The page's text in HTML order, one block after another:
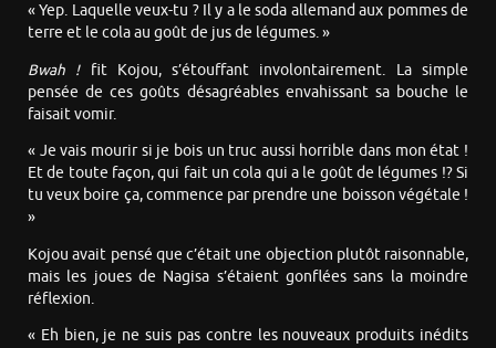
« Yep. Laquelle veux-tu ? Il y a le soda allemand aux pommes de
terre et le cola au goût de jus de légumes. »
Bwah ! fit Kojou, s’étouffant involontairement. La simple
pensée de ces goûts désagréables envahissant sa bouche le
faisait vomir.
« Je vais mourir si je bois un truc aussi horrible dans mon état !
Et de toute façon, qui fait un cola qui a le goût de légumes !? Si
tu veux boire ça, commence par prendre une boisson végétale !
»
Kojou avait pensé que c’était une objection plutôt raisonnable,
mais les joues de Nagisa s’étaient gonflées sans la moindre
réflexion.
« Eh bien, je ne suis pas contre les nouveaux produits inédits